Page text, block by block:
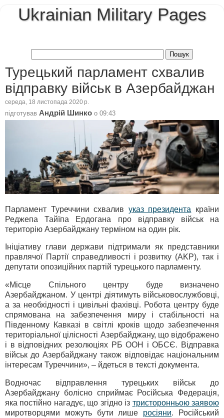
Ukrainian Military Pages
Турецький парламент схвалив
відправку військ в Азербайджан
середа, 18 листопада 2020 р.
підготував Андрій Шинко о 09:43
Парламент Туреччини схвалив указ президента країни
Реджепа Тайїпа Ердогана про відправку військ на
територію Азербайджану терміном на один рік.
Ініціативу глави держави підтримали як представники
правлячої Партії справедливості і розвитку (AKP), так і
депутати опозиційних партій турецького парламенту.
«Місце Спільного центру буде визначено
Азербайджаном. У центрі діятимуть військовослужбовці,
а за необхідності і цивільні фахівці. Робота центру буде
спрямована на забезпечення миру і стабільності на
Південному Кавказі в світлі кроків щодо забезпечення
територіальної цілісності Азербайджану, що відображено
і в відповідних резолюціях РБ ООН і ОБСЄ. Відправка
військ до Азербайджану також відповідає національним
інтересам Туреччини», – йдеться в тексті документа.
Водночас відправлення турецьких військ до
Азербайджану болісно сприймає Російська Федерація,
яка постійно нагадує, що згідно із тристоронньою заявою
миротворцями можуть бути лише росіяни. Російський